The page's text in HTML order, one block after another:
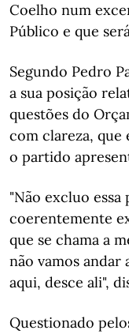
Coelho num
Público e que
Segundo Pedro
a sua posição
questões do
com clareza, que
o partido
"Não excluo
coerentemente
que se chama a
não vamos andar
aqui, desce ali",
Questionado